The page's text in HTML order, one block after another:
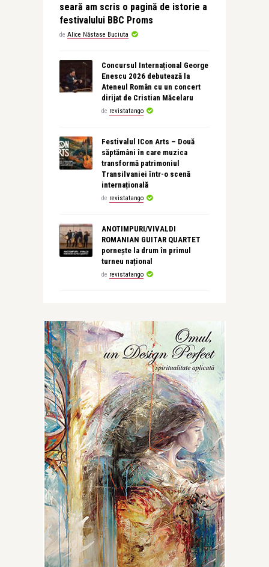
seară am scris o pagină de istorie a
festivalului BBC Proms
de Alice Năstase Buciuta
Concursul Internațional George
Enescu 2026 debutează la
Ateneul Român cu un concert
dirijat de Cristian Măcelaru
de revistatango
Festivalul ICon Arts – Două
săptămâni în care muzica
transformă patrimoniul
Transilvaniei într-o scenă
internațională
de revistatango
ANOTIMPURI/VIVALDI
ROMANIAN GUITAR QUARTET
pornește la drum în primul
turneu național
de revistatango